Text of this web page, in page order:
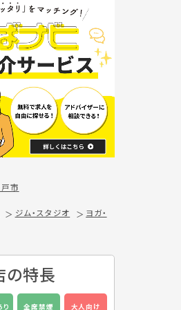
市
ジム・スタジオ
ヨガ・
の特長
全席禁煙 大人向け